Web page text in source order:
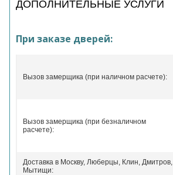
ДОПОЛНИТЕЛЬНЫЕ УСЛУГИ
При заказе дверей:
Вызов замерщика (при наличном расчете):
Вызов замерщика (при безналичном
расчете):
Доставка в Москву, Люберцы, Клин, Дмитров,
Мытищи: